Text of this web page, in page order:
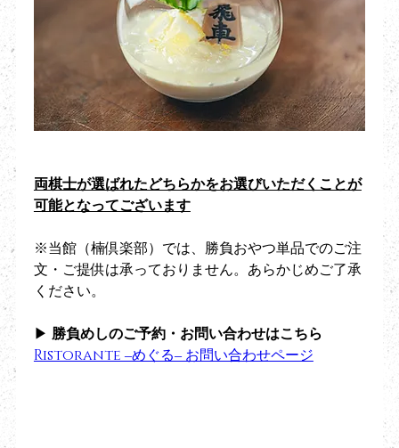
両棋士が選ばれたどちらかをお選びいただくことが
可能となってございます
※当館（楠倶楽部）では、勝負おやつ単品でのご注
文・ご提供は承っておりません。あらかじめご了承
ください。
▶︎ 勝負めしのご予約・お問い合わせはこちら
Ristorante ‒めぐる‒ お問い合わせページ